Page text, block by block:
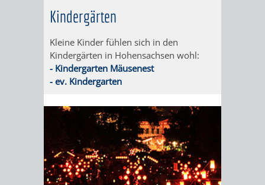
/
ZAHLEN
FAKTEN
BILDUNG FREIZEIT
Kindergärten
Kleine Kinder fühlen sich in den
Kindergärten in Hohensachsen wohl:
- Kindergarten Mäusenest
- ev. Kindergarten